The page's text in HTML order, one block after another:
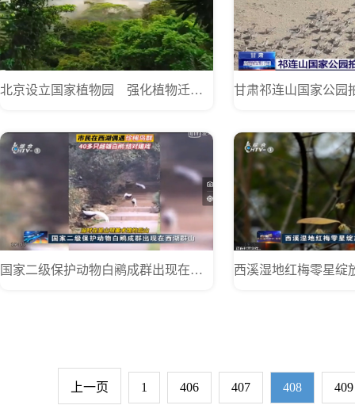
北京设立国家植物园 强化植物迁地保护
国家二级保护动物白鹇成群出现在西湖群山
上一页 1 406 407 408 409